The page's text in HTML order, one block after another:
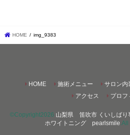
HOME img_9383
HOME 施術メニュー サロン内
アクセス
プロフ
©Copyright2026 山梨県 笛吹市 くいしばり
ホワイトニング pearlsmile